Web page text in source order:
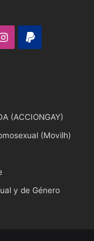
Instagram
PayPal
(ACCIONGAY)
(Movilh)
y de Género